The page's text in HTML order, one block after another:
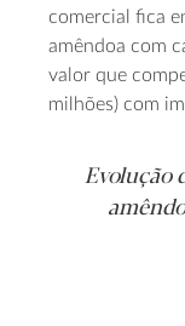
comercial fica
amêndoa com
valor que
milhões) com
Evolução